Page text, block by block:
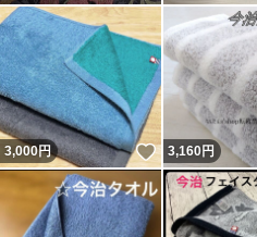
3,000円 いいね！
3,160円